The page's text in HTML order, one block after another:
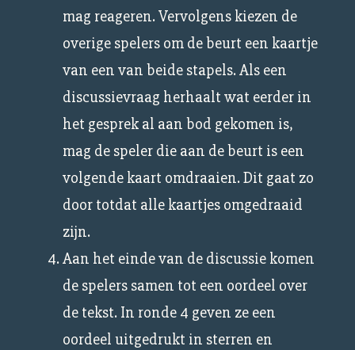
mag reageren. Vervolgens kiezen de
overige spelers om de beurt een kaartje
van een van beide stapels. Als een
discussievraag herhaalt wat eerder in
het gesprek al aan bod gekomen is,
mag de speler die aan de beurt is een
volgende kaart omdraaien. Dit gaat zo
door totdat alle kaartjes omgedraaid
zijn.
Aan het einde van de discussie komen
de spelers samen tot een oordeel over
de tekst. In ronde 4 geven ze een
oordeel uitgedrukt in sterren en